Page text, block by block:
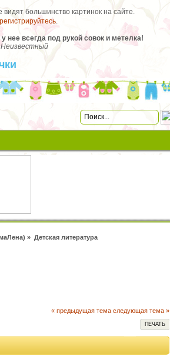
большинство картинок на сайте.
.
нее всегда под рукой совок и метелка!
Неизвестный
) » Детская литература
« предыдущая тема следующая тема »
ПЕЧАТЬ